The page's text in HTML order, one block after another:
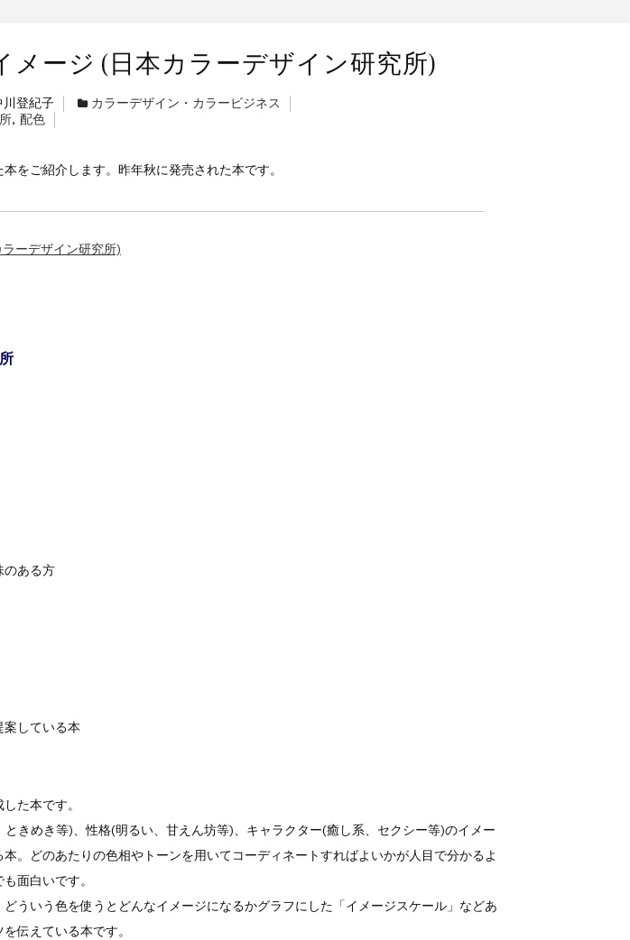
ージ (日本カラーデザイン研究所)
川登紀子
カラーデザイン・カラービジネス
, 配色
をご紹介します。昨年秋に発売された本です。
のある方
案している本
た本です。
きめき等)、性格(明るい、甘えん坊等)、キャラクター(癒し系、セクシー等)のイメー
。どのあたりの色相やトーンを用いてコーディネートすればよいかが人目で分かるよ
面白いです。
どういう色を使うとどんなイメージになるかグラフにした「イメージスケール」などあ
伝えている本です。